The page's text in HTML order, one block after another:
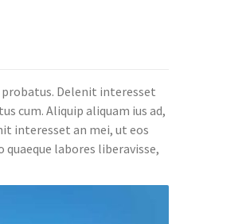
probatus. Delenit interesset
cum. Aliquip aliquam ius ad,
interesset an mei, ut eos
labores liberavisse,